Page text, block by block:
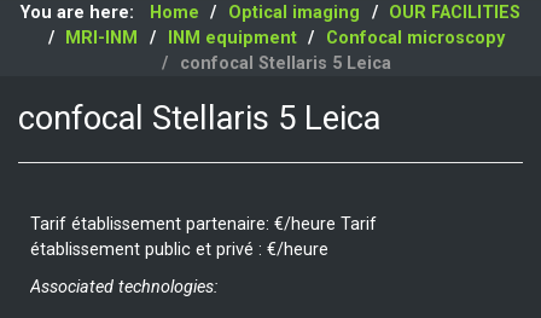
You are here: Home Optical imaging
OUR FACILITIES
MRI-INM
INM equipment
Confocal microscopy
confocal Stellaris 5 Leica
confocal Stellaris 5 Leica
Tarif établissement partenaire: €/heure Tarif
établissement public et privé : €/heure
Associated technologies: